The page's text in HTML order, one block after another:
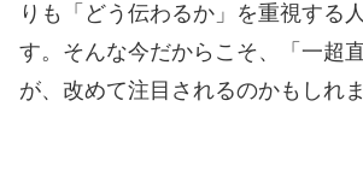
りも「どう伝わるか」を重視する
す。そんな今だからこそ、「一超
が、改めて注目されるのかもしれま